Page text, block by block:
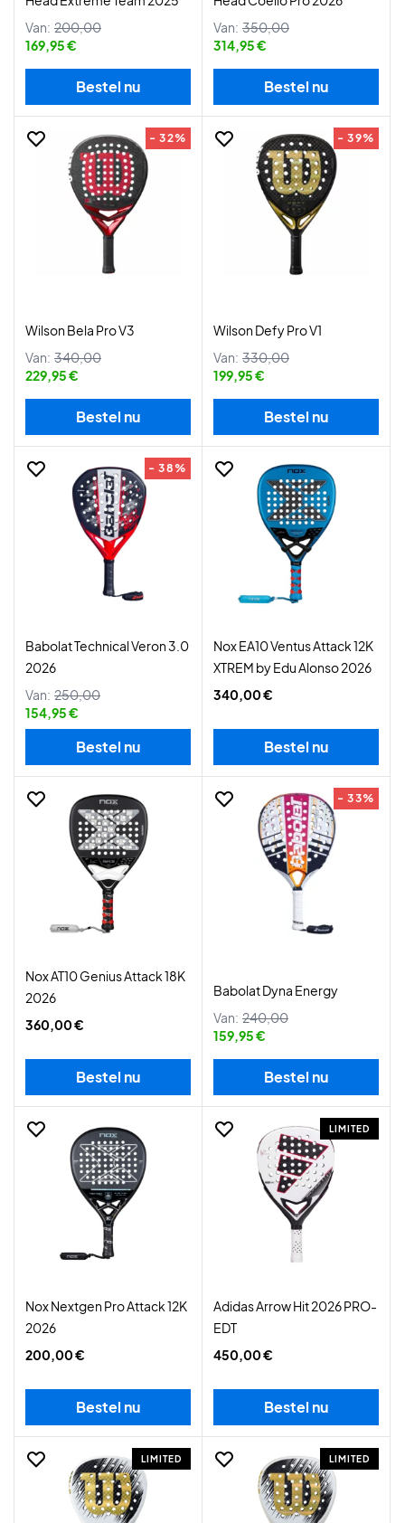
Van: 200,00
169,95 €
Bestel nu
Van: 350,00
314,95 €
Bestel nu
- 32%
Wilson Bela Pro V3
Van: 340,00
229,95 €
Bestel nu
- 39%
Wilson Defy Pro V1
Van: 330,00
199,95 €
Bestel nu
- 38%
Babolat Technical Veron 3.0
2026
Van: 250,00
154,95 €
Bestel nu
Nox EA10 Ventus Attack 12K
XTREM by Edu Alonso 2026
340,00 €
Bestel nu
Nox AT10 Genius Attack 18K
2026
360,00 €
Bestel nu
- 33%
Babolat Dyna Energy
Van: 240,00
159,95 €
Bestel nu
Nox Nextgen Pro Attack 12K
2026
200,00 €
Bestel nu
LIMITED
Adidas Arrow Hit 2026 PRO-
EDT
450,00 €
Bestel nu
LIMITED LIMITED